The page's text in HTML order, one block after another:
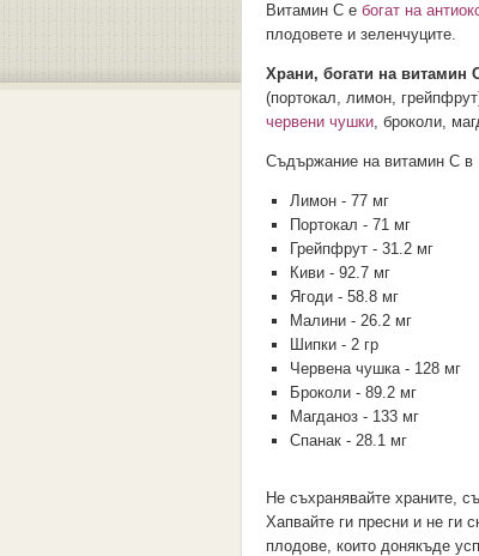
Витамин С е богат на
плодовете и зеленчуците.
Храни, богати на витамин
(портокал, лимон,
червени чушки, броколи,
Съдържание на витамин С в
Лимон - 77 мг
Портокал - 71 мг
Грейпфрут - 31.2 мг
Киви - 92.7 мг
Ягоди - 58.8 мг
Малини - 26.2 мг
Шипки - 2 гр
Червена чушка - 128 мг
Броколи - 89.2 мг
Магданоз - 133 мг
Спанак - 28.1 мг
Не съхранявайте храните,
Хапвайте ги пресни и не ги
плодове, които донякъде